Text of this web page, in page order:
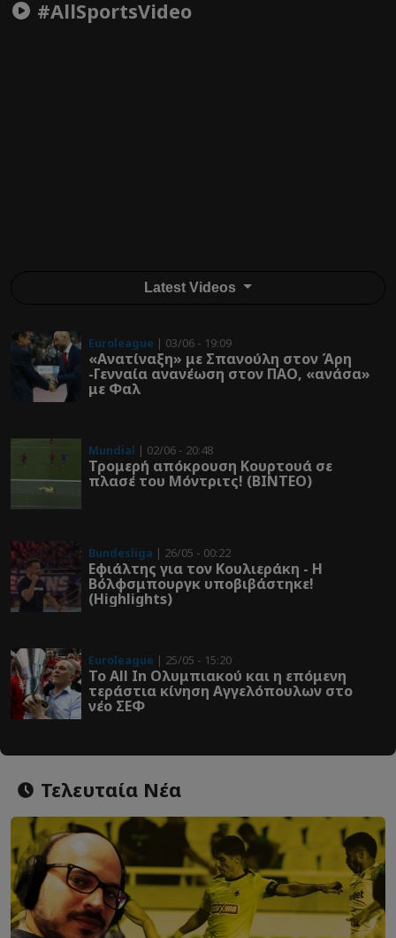
#AllSportsVideo
Latest Videos
Euroleague | 03/06 - 19:09
«Ανατίναξη» με Σπανούλη στον Άρη
-Γενναία ανανέωση στον ΠΑΟ, «ανάσα»
με Φαλ
Mundial | 02/06 - 20:48
Τρομερή απόκρουση Κουρτουά σε
πλασέ του Μόντριτς! (ΒΙΝΤΕΟ)
Bundesliga | 26/05 - 00:22
Εφιάλτης για τον Κουλιεράκη - Η
Βόλφσμπουργκ υποβιβάστηκε!
(Highlights)
Euroleague | 25/05 - 15:20
Το All In Ολυμπιακού και η επόμενη
τεράστια κίνηση Αγγελόπουλων στο
νέο ΣΕΦ
Τελευταία Νέα